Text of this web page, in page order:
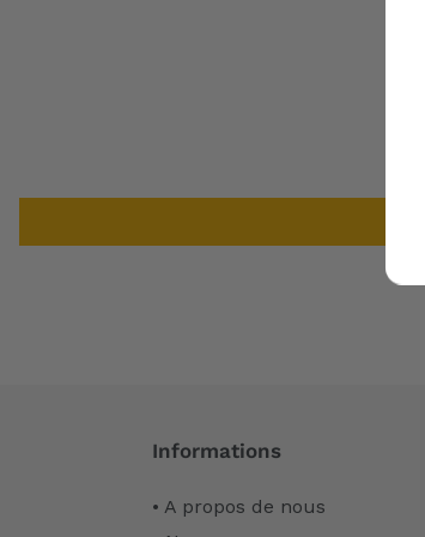
Informations
• A propos de nous